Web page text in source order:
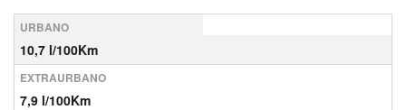
URBANO
10,7 l/100Km
EXTRAURBANO
7,9 l/100Km